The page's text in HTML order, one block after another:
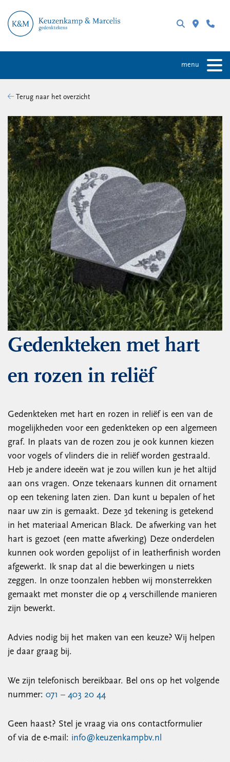
menu
Terug naar het overzicht
Gedenkteken met hart
en rozen in reliëf
Gedenkteken met hart en rozen in reliëf is een van de
mogelijkheden voor een gedenkteken op een algemeen
graf. In plaats van de rozen zou je ook kunnen kiezen
voor vogels of vlinders die in reliëf worden gestraald.
Heb je andere ideeën wat je zou willen kun je het altijd
aan ons vragen. Onze tekenaars kunnen dit ornament
op een tekening laten zien. Dan kunt u bepalen of het
naar uw zin is gemaakt. Deze 3d tekening is getekend
in het materiaal American Black. De afwerking van het
hart is gezoet (een matte afwerking) Deze onderdelen
kunnen ook worden gepolijst of in leatherfinish worden
afgewerkt. Ik snap dat al die bewerkingen u niets
zeggen. In onze toonzalen hebben wij monsterrekken
gemaakt met monster die op 4 verschillende manieren
zijn bewerkt.
Advies nodig bij het maken van een keuze? Wij helpen
je daar graag bij.
We zijn telefonisch bereikbaar. Bel ons op het volgende
nummer: 071 – 403 20 44
Geen haast? Stel je vraag via ons contactformulier
of via de e-mail: info@keuzenkampbv.nl